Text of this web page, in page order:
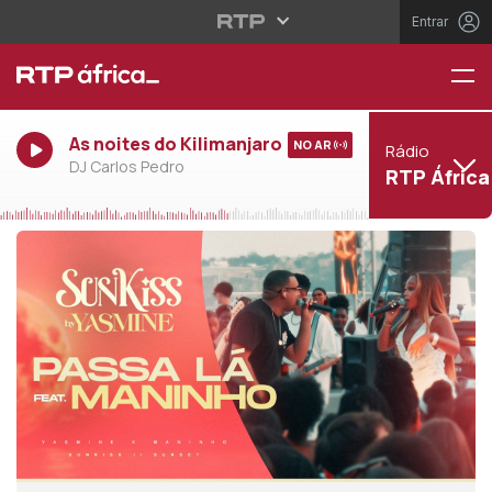
Entrar
As noites do Kilimanjaro
DJ Carlos Pedro
NO AR Rádio
RTP África